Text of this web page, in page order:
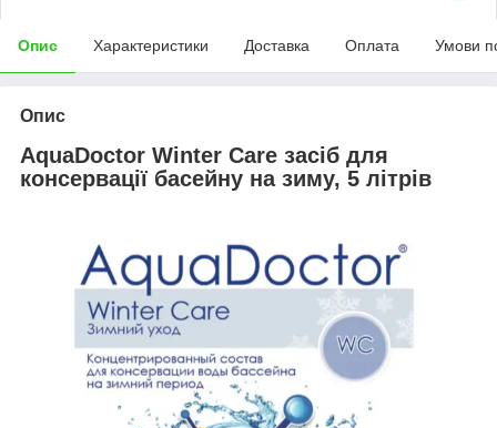
Опис Характеристики Доставка Оплата Умови
Опис
AquaDoctor Winter Care засіб для
консервації басейну на зиму, 5 літрів